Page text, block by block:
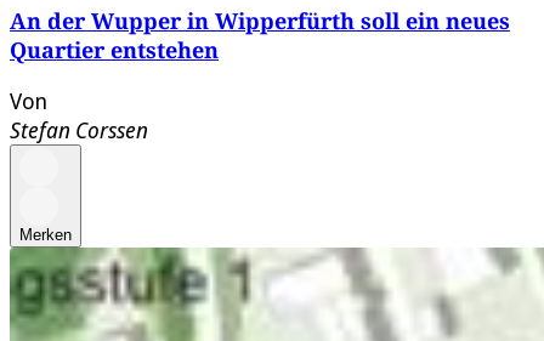
An der Wupper in Wipperfürth soll ein neues
Quartier entstehen
Von
Stefan Corssen
Merken